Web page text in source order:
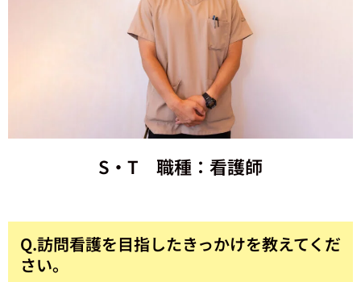
S・T 職種：看護師
Q.訪問看護を目指したきっかけを教えてくだ
さい。